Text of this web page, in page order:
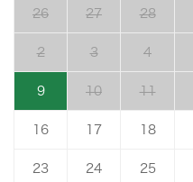
26 27 28
2 3 4
9 10 11
16 17 18
23 24 25